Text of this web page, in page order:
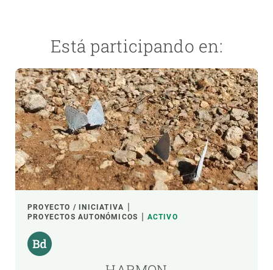
Está participando en:
PROYECTO / INICIATIVA
PROYECTOS AUTONÓMICOS
ACTIVO